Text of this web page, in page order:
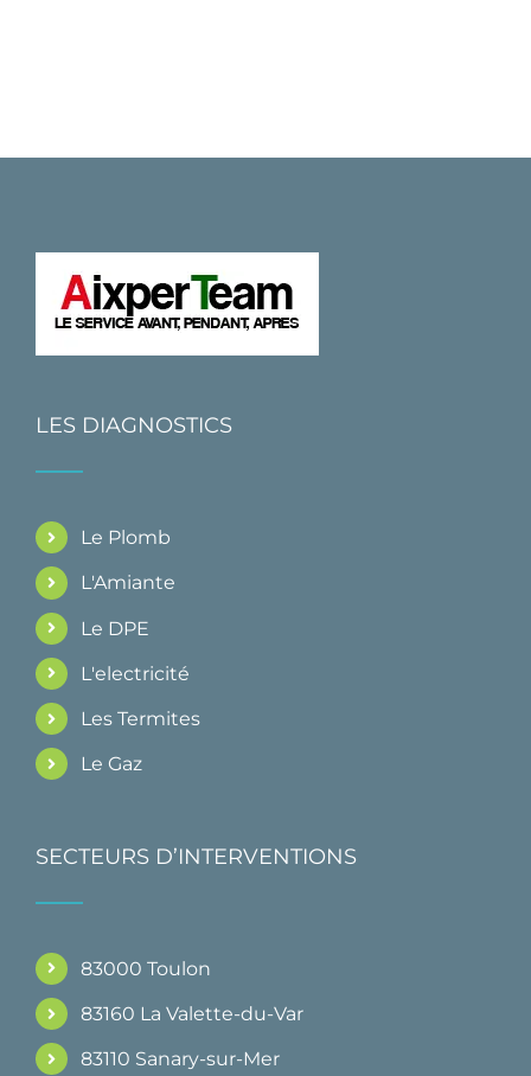
LES DIAGNOSTICS
Le Plomb
L'Amiante
Le DPE
L'electricité
Les Termites
Le Gaz
SECTEURS D’INTERVENTIONS
83000 Toulon
83160 La Valette-du-Var
83110 Sanary-sur-Mer